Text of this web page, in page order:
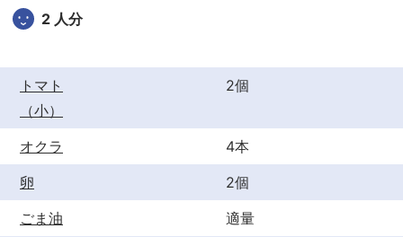
o
2 人分
トマト
（小）
2個
オクラ
4本
卵
2個
ごま油
適量